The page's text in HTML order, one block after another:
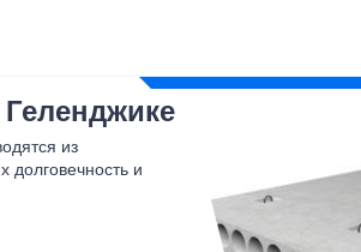
из
долговечность и
размеров и
любого проекта.
для создания